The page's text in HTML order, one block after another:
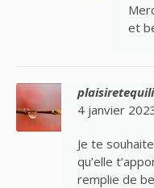
et
4 janvier
Je te
qu’elle
remplie de